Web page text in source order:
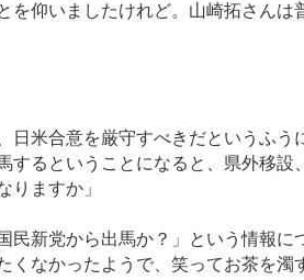
仰いましたけれど。山崎拓さんは
米合意を厳守すべきだというふう
するということになると、県外移設
りますか」
新党から出馬か？」という情報に
なかったようで、笑ってお茶を濁